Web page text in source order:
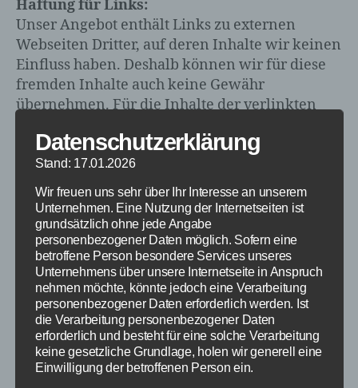
Haftung für Links:
Unser Angebot enthält Links zu externen
Webseiten Dritter, auf deren Inhalte wir keinen
Einfluss haben. Deshalb können wir für diese
fremden Inhalte auch keine Gewähr
übernehmen. Für die Inhalte der verlinkten
Betreiber der Seiten verantwortlich. Die
verlinkten Seiten wurden zum Zeitpunkt der
Verlinkung auf mögliche Rechtsverstöße
überprüft. Rechtswidrige Inhalte waren zum
Zeitpunkt der Verlinkung nicht erkennbar. Eine
permanente inhaltliche Kontrolle der
verlinkten Seiten ist jedoch ohne konkrete
Anhaltspunkte einer Rechtsverletzung nicht
zumutbar. Bei Bekanntwerden von
Rechtsverletzungen werden wir derartige
Links umgehend entfernen.
Datenschutzerklärung
Stand: 17.01.2026
Wir freuen uns sehr über Ihr Interesse an unserem
Unternehmen. Eine Nutzung der Internetseiten ist
grundsätzlich ohne jede Angabe
personenbezogener Daten möglich. Sofern eine
betroffene Person besondere Services unseres
Unternehmens über unsere Internetseite in Anspruch
nehmen möchte, könnte jedoch eine Verarbeitung
personenbezogener Daten erforderlich werden. Ist
die Verarbeitung personenbezogener Daten
erforderlich und besteht für eine solche Verarbeitung
keine gesetzliche Grundlage, holen wir generell eine
Einwilligung der betroffenen Person ein.